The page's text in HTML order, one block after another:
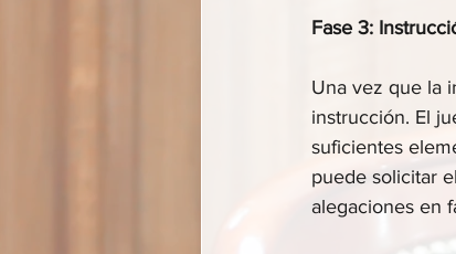
Fase 3:
Una vez que la
instrucción. El
suficientes
puede solicitar
alegaciones en